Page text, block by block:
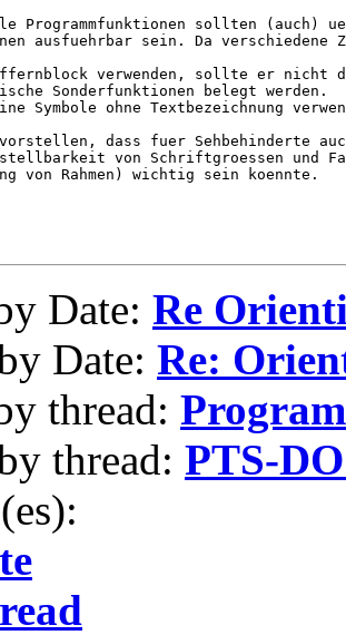
Programmfunktionen sollten (auch)
ausfuehrbar sein. Da verschiedene
verwenden, sollte er nicht
Sonderfunktionen belegt werden.
Symbole ohne Textbezeichnung
dass fuer Sehbehinderte
von Schriftgroessen und
von Rahmen) wichtig sein koennte.
Date: Re
Date: Re:
thread:
thread: PTS-